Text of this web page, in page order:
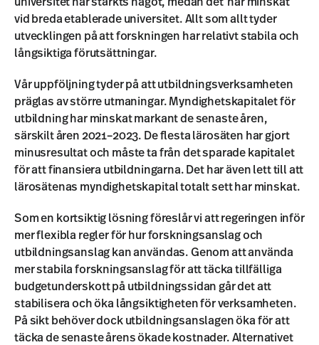
universitet har stärkts något, medan det har minskat
vid breda etablerade universitet. Allt som allt tyder
utvecklingen på att forskningen har relativt stabila och
långsiktiga förutsättningar.
Vår uppföljning tyder på att utbildningsverksamheten
präglas av större utmaningar. Myndighetskapitalet för
utbildning har minskat markant de senaste åren,
särskilt åren 2021–2023. De flesta lärosäten har gjort
minusresultat och måste ta från det sparade kapitalet
för att finansiera utbildningarna. Det har även lett till att
lärosätenas myndighetskapital totalt sett har minskat.
Som en kortsiktig lösning föreslår vi att regeringen inför
mer flexibla regler för hur forskningsanslag och
utbildningsanslag kan användas. Genom att använda
mer stabila forskningsanslag för att täcka tillfälliga
budgetunderskott på utbildningssidan går det att
stabilisera och öka långsiktigheten för verksamheten.
På sikt behöver dock utbildningsanslagen öka för att
täcka de senaste årens ökade kostnader. Alternativet